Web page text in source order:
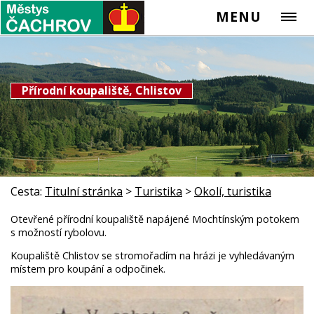
MENU
Přírodní koupaliště, Chlistov
Cesta: Titulní stránka > Turistika >Okolí, turistika
Otevřené přírodní koupaliště napájené Mochtínským potokem
s možností rybolovu.
Koupaliště Chlistov se stromořadím na hrázi je vyhledávaným
místem pro koupání a odpočinek.